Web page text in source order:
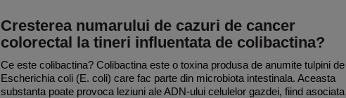
Cresterea numarului de cazuri de cancer
colorectal la tineri influentata de colibactina?
Ce este colibactina? Colibactina este o toxina produsa de anumite tulpini de
Escherichia coli (E. coli) care fac parte din microbiota intestinala. Aceasta
substanta poate provoca leziuni ale ADN-ului celulelor gazdei, fiind asociata